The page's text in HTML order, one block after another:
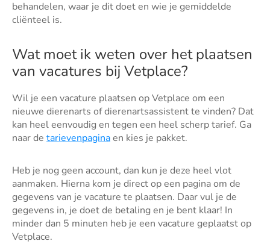
behandelen, waar je dit doet en wie je gemiddelde
cliënteel is.
Wat moet ik weten over het plaatsen
van vacatures bij Vetplace?
Wil je een vacature plaatsen op Vetplace om een
nieuwe dierenarts of dierenartsassistent te vinden? Dat
kan heel eenvoudig en tegen een heel scherp tarief. Ga
naar de tarievenpaginaen kies je pakket.
Heb je nog geen account, dan kun je deze heel vlot
aanmaken. Hierna kom je direct op een pagina om de
gegevens van je vacature te plaatsen. Daar vul je de
gegevens in, je doet de betaling en je bent klaar! In
minder dan 5 minuten heb je een vacature geplaatst op
Vetplace.